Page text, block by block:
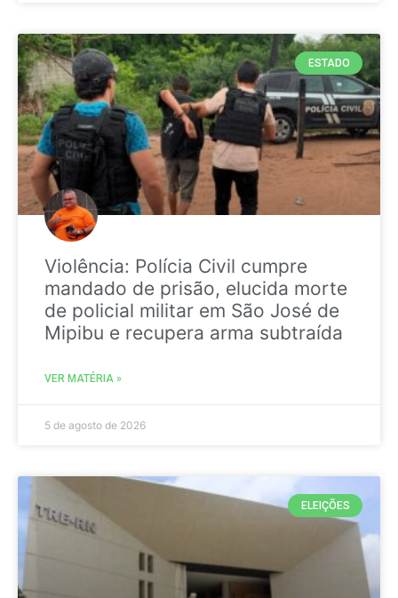
ESTADO
Violência: Polícia Civil cumpre
mandado de prisão, elucida morte
de policial militar em São José de
Mipibu e recupera arma subtraída
VER MATÉRIA »
5 de agosto de 2026
ELEIÇÕES